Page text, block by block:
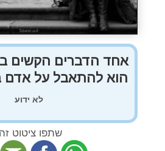
אחד הדברים הקשים
הוא להתאבל על אדם
לא ידוע
שתפו ציטוט